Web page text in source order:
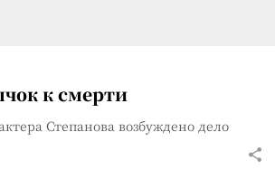
к смерти
Степанова возбуждено дело